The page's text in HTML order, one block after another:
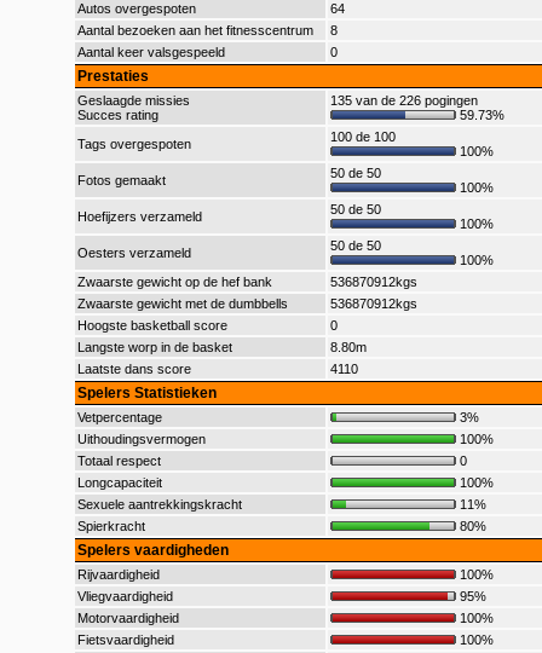
Autos overgespoten
64
Aantal bezoeken aan het fitnesscentrum
8
Aantal keer valsgespeeld
0
Prestaties
Geslaagde missies
Succes rating
135 van de 226 pogingen
59.73%
Tags overgespoten
100 de 100
100%
Fotos gemaakt
50 de 50
100%
Hoefijzers verzameld
50 de 50
100%
Oesters verzameld
50 de 50
100%
Zwaarste gewicht op de hef bank
536870912kgs
Zwaarste gewicht met de dumbbells
536870912kgs
Hoogste basketball score
0
Langste worp in de basket
8.80m
Laatste dans score
4110
Spelers Statistieken
Vetpercentage
3%
Uithoudingsvermogen
100%
Totaal respect
0
Longcapaciteit
100%
Sexuele aantrekkingskracht
11%
Spierkracht
80%
Spelers vaardigheden
Rijvaardigheid
100%
Vliegvaardigheid
95%
Motorvaardigheid
100%
Fietsvaardigheid
100%